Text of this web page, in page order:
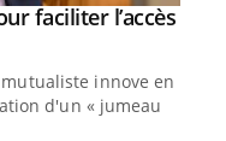
faciliter l’accès
innove en
d'un « jumeau